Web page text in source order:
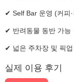
✔ Self Bar 운영 (커피
✔ 반려동물 동반 가능
✔ 넓은 주차장 및 픽업
실제 이용 후기